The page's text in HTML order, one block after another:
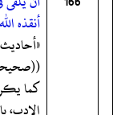
أنقذه